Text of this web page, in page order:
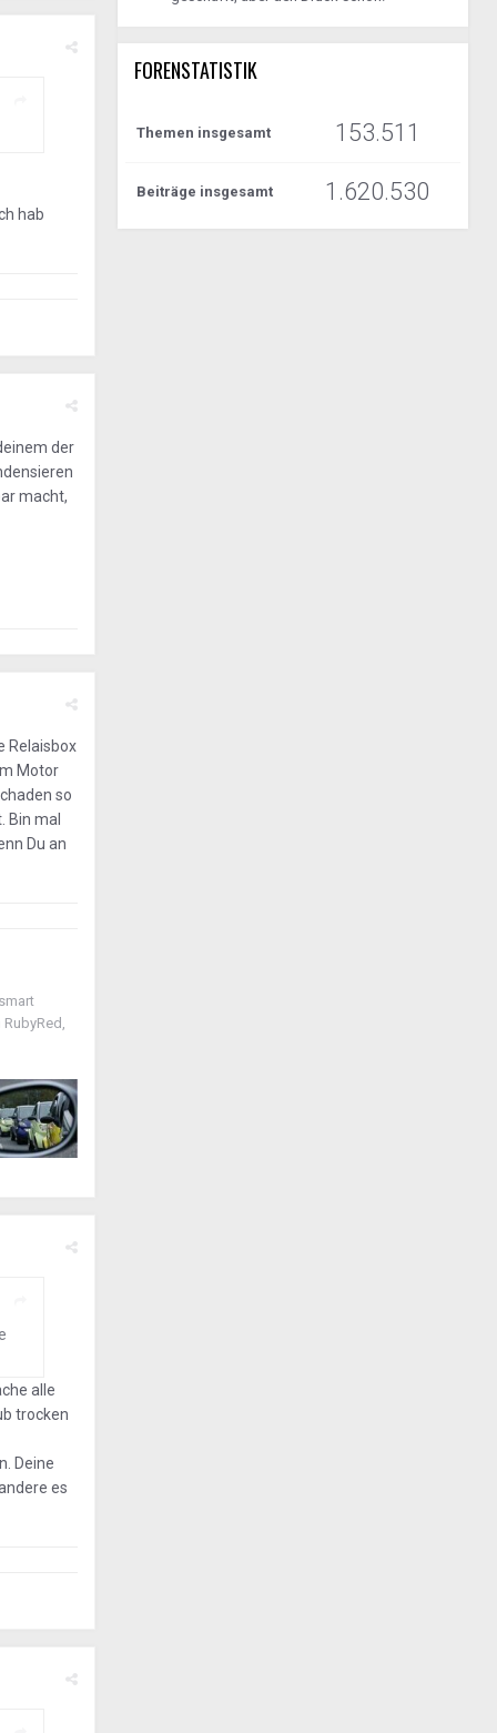
hab
der
macht,
Relaisbox
Motor
so
Bin mal
Du an
alle
trocken
Deine
es
FORENSTATISTIK
Themen insgesamt 153.511
Beiträge insgesamt 1.620.530